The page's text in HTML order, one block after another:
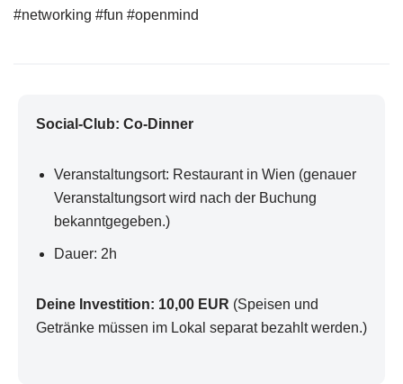
#networking #fun #openmind
Social-Club: Co-Dinner
Veranstaltungsort: Restaurant in Wien (genauer
Veranstaltungsort wird nach der Buchung
bekanntgegeben.)
Dauer: 2h
Deine Investition: 10,00 EUR (Speisen und
Getränke müssen im Lokal separat bezahlt werden.)